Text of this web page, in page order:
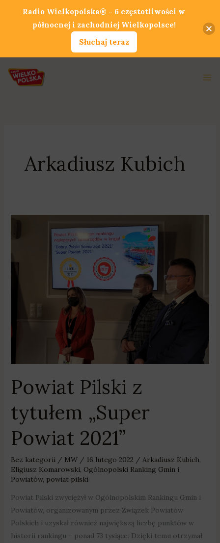
Arkadiusz Kubich
Powiat Pilski z
tytułem „Super
Powiat 2021”
Bez kategorii / MW / 16 lutego 2022 / Arkadiusz Kubich
Eligiusz Komarowski Ogólnopolski Ranking Gmin i
Powiatów, powiat pilski
Powiat Pilski zwyciężył w Ogólnopolskim Rankingu Gmin i
Powiatów, organizowanym przez Związek Powiatów
Polskich i uzyskał również największą liczbę punktów w
historii rankingu – ponad 73 tysiące. Dzięki temu otrzymał
Powiat
Radio Wielkopolska® - 6 częstotliwości w
północnej i zachodniej Wielkopolsce!
Słuchaj teraz